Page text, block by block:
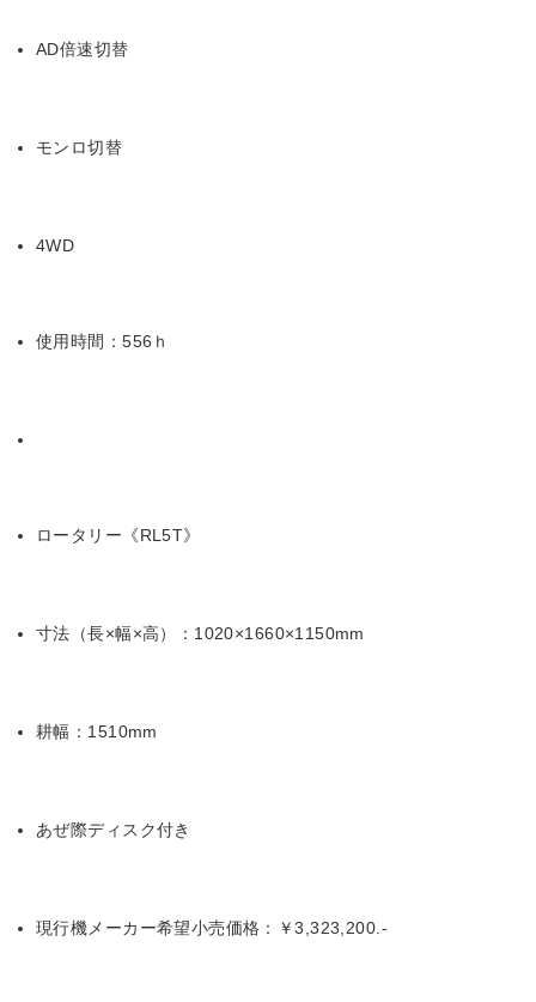
AD倍速切替
モンロ切替
4WD
使用時間：556ｈ
ロータリー《RL5T》
寸法（長×幅×高）：1020×1660×1150mm
耕幅：1510mm
あぜ際ディスク付き
現行機メーカー希望小売価格：￥3,323,200.-